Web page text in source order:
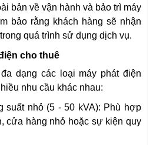
bản về vận hành và bảo trì máy
bảo rằng khách hàng sẽ nhận
quá trình sử dụng dịch vụ.
cho thuê
dạng các loại máy phát điện
nhu cầu khác nhau:
suất nhỏ (5 - 50 kVA): Phù hợp
cửa hàng nhỏ hoặc sự kiện quy